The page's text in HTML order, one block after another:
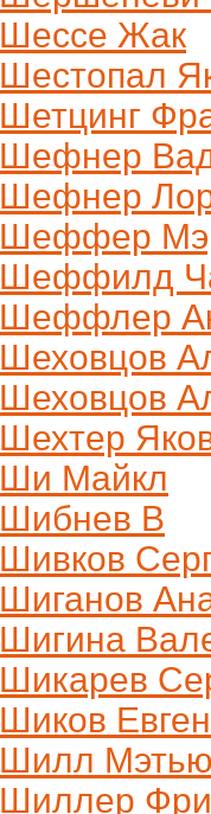
Шессе Жак
Шестопал
Шетцинг
Шефнер
Шефнер
Шеффер
Шеффилд
Шеффлер
Шеховцов
Шеховцов
Шехтер
Ши Майкл
Шибнев В
Шивков
Шиганов
Шигина
Шикарев
Шиков
Шилл
Шиллер